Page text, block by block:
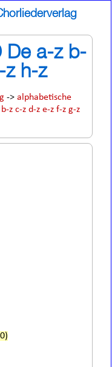
De a-z b-
z h-z
->alphabetische
z c-z d-z e-z f-z g-z